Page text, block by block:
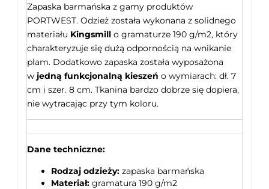
Zapaska barmańska z gamy produktów
PORTWEST. Odzież została wykonana z solidnego
materiału Kingsmill o gramaturze 190 g/m2, który
charakteryzuje się dużą odpornością na wnikanie
plam. Dodatkowo zapaska została wyposażona
w jedną funkcjonalną kieszeń o wymiarach: dł. 7
cm i szer. 8 cm. Tkanina bardzo dobrze się dopiera,
nie wytracając przy tym koloru.
Dane techniczne:
Rodzaj odzieży: zapaska barmańska
Materiał: gramatura 190 g/m2